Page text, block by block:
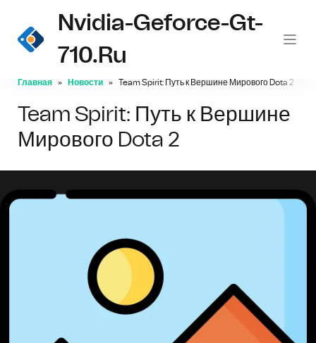
Nvidia-Geforce-Gt-
710.ru
Главная Новости Team Spirit: Путь к Вершине Мирового Dota 2
Team Spirit: Путь к Вершине
Мирового Dota 2